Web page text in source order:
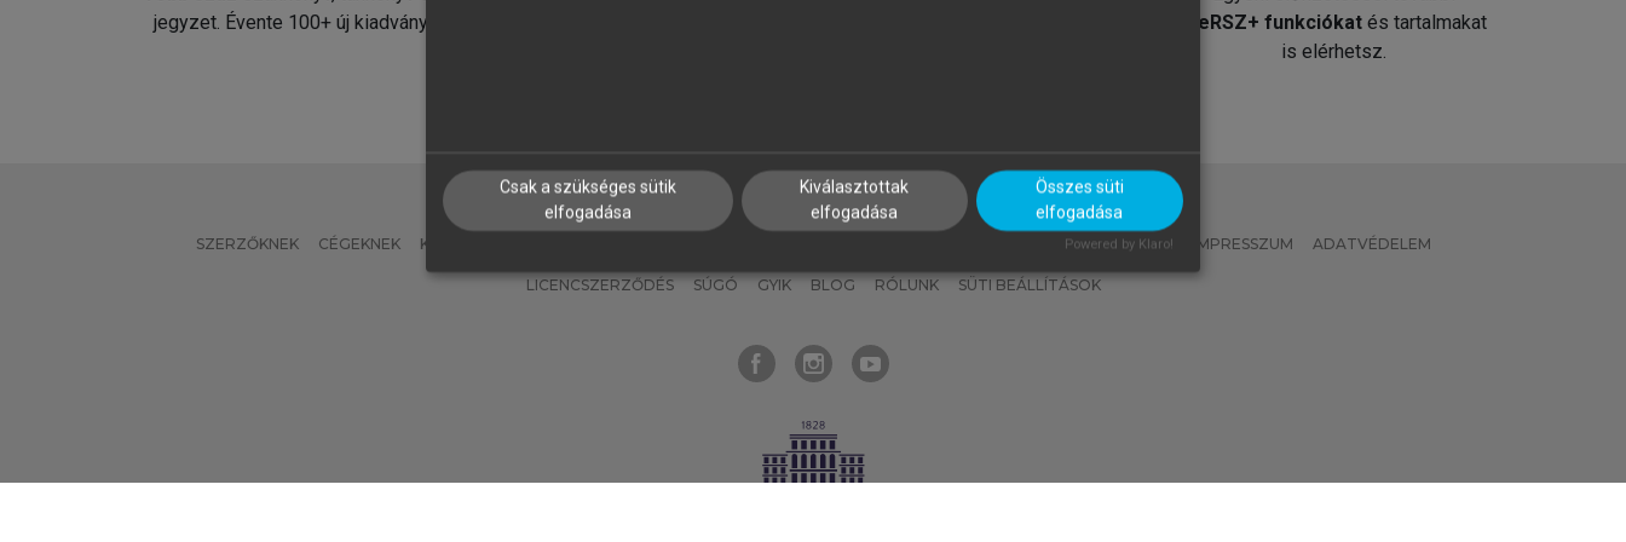
jegyzet. Évente 100+ új kiadvány.
MeRSZ+ funkciókat és tartalmakat
is elérhetsz.
SZERZŐKNEK CÉGEKNEK KÖNYVTÁROSOKNAK MI – ÁLTALÁNOS IRÁNYELVEK IMPRESSZUM ADATVÉDELEM
LICENCSZERZŐDÉS SÚGÓ GYIK BLOG RÓLUNK SÜTI BEÁLLÍTÁSOK
Csak a szükséges sütik
elfogadása
Kiválasztottak
elfogadása
Összes süti
elfogadása
Powered by Klaro!